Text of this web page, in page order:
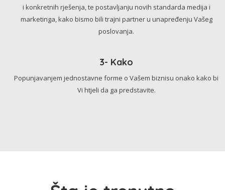
i konkretnih rješenja, te postavljanju novih standarda medija i
marketinga, kako bismo bili trajni partner u unapređenju Vašeg
poslovanja.
3- Kako
Popunjavanjem jednostavne forme o Vašem biznisu onako kako bi
Vi htjeli da ga predstavite.